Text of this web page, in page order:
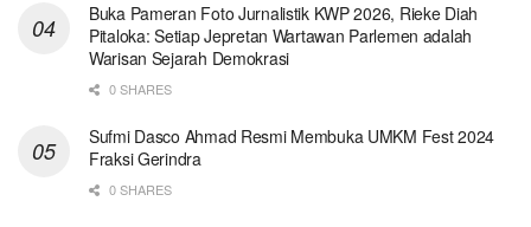
Buka Pameran Foto Jurnalistik KWP 2026, Rieke Diah
Pitaloka: Setiap Jepretan Wartawan Parlemen adalah
Warisan Sejarah Demokrasi
0 SHARES
Sufmi Dasco Ahmad Resmi Membuka UMKM Fest 2024
Fraksi Gerindra
0 SHARES